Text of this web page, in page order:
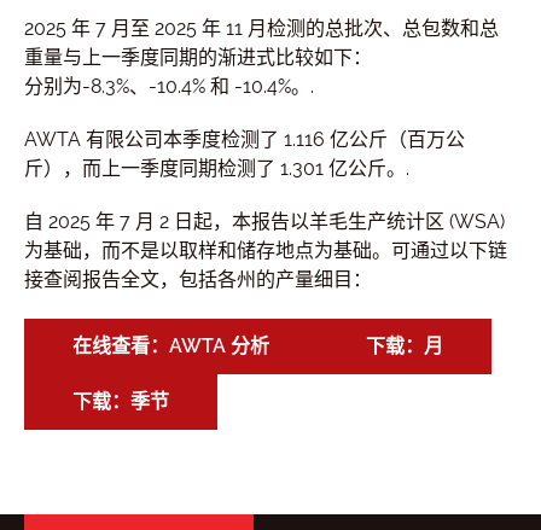
2025 年 7 月至 2025 年 11 月检测的总批次、总包数和总
重量与上一季度同期的渐进式比较如下：
分别为-8.3%、-10.4% 和 -10.4%。.
AWTA 有限公司本季度检测了 1.116 亿公斤（百万公
斤），而上一季度同期检测了 1.301 亿公斤。.
自 2025 年 7 月 2 日起，本报告以羊毛生产统计区 (WSA)
为基础，而不是以取样和储存地点为基础。可通过以下链
接查阅报告全文，包括各州的产量细目：
在线查看：AWTA 分析 下载：月
下载：季节